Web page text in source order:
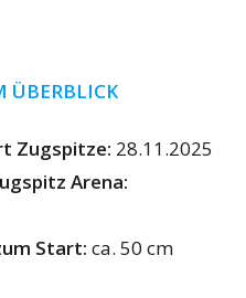
ÜBERBLICK
Zugspitze: 28.11.2025
Arena:
Start: ca. 50 cm